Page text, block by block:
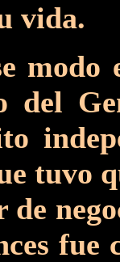
vida.
del
tuvo
fue